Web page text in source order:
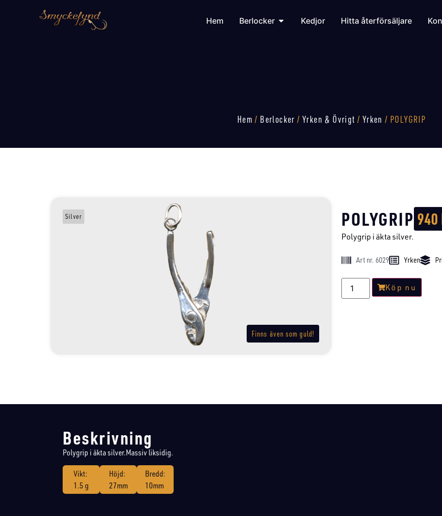
Hem Berlocker Kedjor Hitta återförsäljare
Hem / Berlocker / Yrken & Övrigt / Yrken / POLYGRIP
Finns även som guld!
Silver POLYGRIP 940
Polygrip i äkta silver.
Art nr. 6029 Yrken
Köp nu
Beskrivning
Polygrip i äkta silver.Massiv liksidig.
Vikt:
1.5 g
Höjd:
27mm
Bredd:
10mm